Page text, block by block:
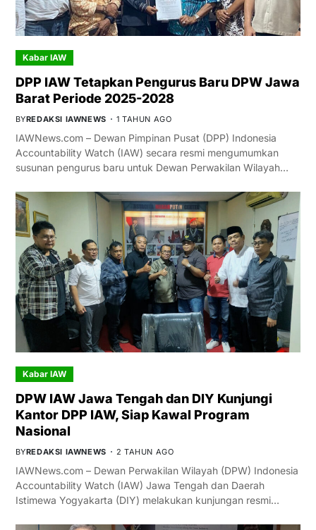
Kabar IAW
DPP IAW Tetapkan Pengurus Baru DPW Jawa
Barat Periode 2025-2028
BYREDAKSI IAWNEWS 1 TAHUN AGO
IAWNews.com – Dewan Pimpinan Pusat (DPP) Indonesia
Accountability Watch (IAW) secara resmi mengumumkan
susunan pengurus baru untuk Dewan Perwakilan Wilayah…
Kabar IAW
DPW IAW Jawa Tengah dan DIY Kunjungi
Kantor DPP IAW, Siap Kawal Program
Nasional
BYREDAKSI IAWNEWS 2 TAHUN AGO
IAWNews.com – Dewan Perwakilan Wilayah (DPW) Indonesia
Accountability Watch (IAW) Jawa Tengah dan Daerah
Istimewa Yogyakarta (DIY) melakukan kunjungan resmi…